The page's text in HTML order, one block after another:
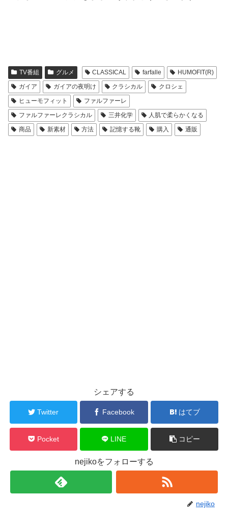
TV番組 グルメ CLASSICAL farfalle
HUMOFIT(R)
ガイア
ガイアの夜明け クラシカル
クロシェ
ヒューモフィット
ファルファーレ
ファルファーレクラシカル
三井化学
人肌で柔らかくなる
商品
新素材 方法 記憶する靴 購入 通販
シェアする
Twitter Facebook はてブ
Pocket LINE コピー
nejikoをフォローする
nejiko